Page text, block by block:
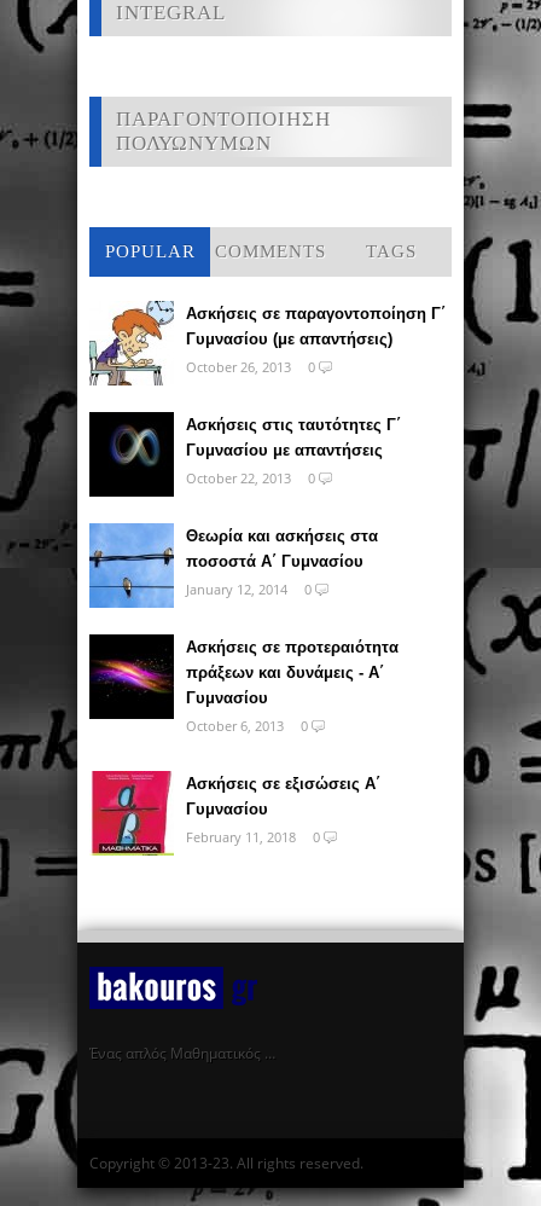
INTEGRAL
ΠΑΡΑΓΟΝΤΟΠΟΙΗΣΗ
ΠΟΛΥΩΝΥΜΩΝ
POPULAR COMMENTS TAGS
Ασκήσεις σε παραγοντοποίηση Γ΄
Γυμνασίου (με απαντήσεις)
October 26, 2013
0
Ασκήσεις στις ταυτότητες Γ΄
Γυμνασίου με απαντήσεις
October 22, 2013
0
Θεωρία και ασκήσεις στα
ποσοστά Α΄ Γυμνασίου
January 12, 2014
0
Ασκήσεις σε προτεραιότητα
πράξεων και δυνάμεις - Α΄
Γυμνασίου
October 6, 2013
0
Ασκήσεις σε εξισώσεις Α΄
Γυμνασίου
February 11, 2018
0
Ένας απλός Μαθηματικός …
Copyright © 2013-23. All rights reserved.